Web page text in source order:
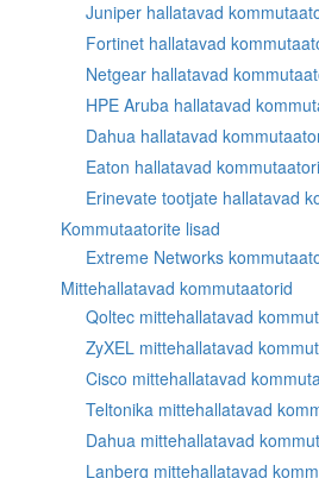
Juniper hallatavad
Fortinet hallatavad
Netgear hallatavad
HPE Aruba hallatavad
Dahua hallatavad
Eaton hallatavad
Erinevate tootjate hallatavad
Kommutaatorite lisad
Extreme Networks
Mittehallatavad kommutaatorid
Qoltec mittehallatavad
ZyXEL mittehallatavad
Cisco mittehallatavad
Teltonika mittehallatavad
Dahua mittehallatavad
Lanberg mittehallatavad